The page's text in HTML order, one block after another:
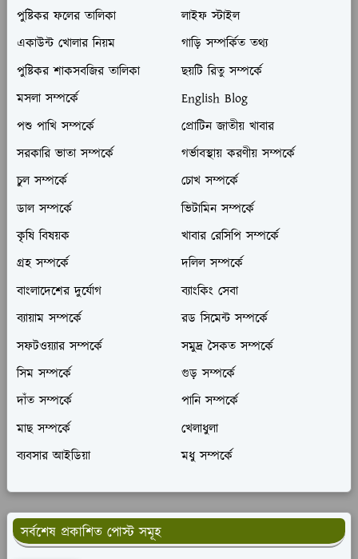
পুষ্টিকর ফলের তালিকা
লাইফ স্টাইল
একাউন্ট খোলার নিয়ম
গাড়ি সম্পর্কিত তথ্য
পুষ্টিকর শাকসবজির তালিকা
ছয়টি রিতু সম্পর্কে
মসলা সম্পর্কে
English Blog
পশু পাখি সম্পর্কে
প্রোটিন জাতীয় খাবার
সরকারি ভাতা সম্পর্কে
গর্ভাবস্থায় করণীয় সম্পর্কে
চুল সম্পর্কে
চোখ সম্পর্কে
ডাল সম্পর্কে
ভিটামিন সম্পর্কে
কৃষি বিষয়ক
খাবার রেসিপি সম্পর্কে
গ্রহ সম্পর্কে
দলিল সম্পর্কে
বাংলাদেশের দুর্যোগ
ব্যাংকিং সেবা
ব্যায়াম সম্পর্কে
রড সিমেন্ট সম্পর্কে
সফটওয়্যার সম্পর্কে
সমুদ্র সৈকত সম্পর্কে
সিম সম্পর্কে
গুড় সম্পর্কে
দাঁত সম্পর্কে
পানি সম্পর্কে
মাছ সম্পর্কে
খেলাধুলা
ব্যবসার আইডিয়া
মধু সম্পর্কে
সর্বশেষ প্রকাশিত পোস্ট সমূহ